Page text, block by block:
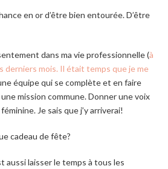
en or d’être bien entourée. D’être
dans ma vie professionnelle (à
derniers mois. Il était temps que je me
équipe qui se complète et en faire
mission commune. Donner une voix
Je sais que j’y arriverai!
cadeau de fête?
aussi laisser le temps à tous les